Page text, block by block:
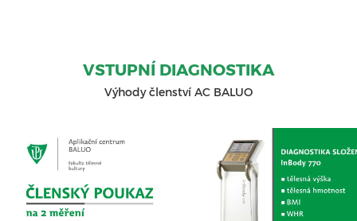
VSTUPNÍ DIAGNOSTIKA
Výhody členství AC BALUO